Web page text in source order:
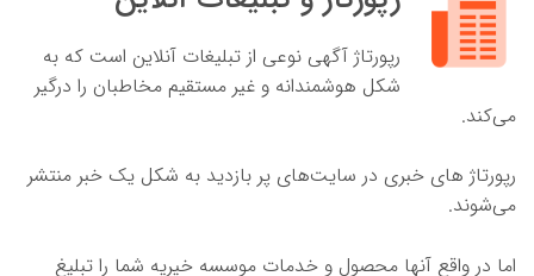
رپورتاژ آگهی نوعی از تبلیغات آنلاین است که به
شکل هوشمندانه و غیر مستقیم مخاطبان را درگیر
می‌کند.
رپورتاژ های خبری در سایت‌های پر بازدید به شکل یک خبر منتشر
می‌شوند.
اما در واقع آنها محصول و خدمات موسسه خیریه شما را تبلیغ